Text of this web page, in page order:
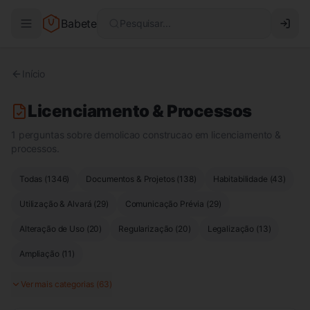
Babete Pesquisar...
Início
Licenciamento & Processos
1 perguntas sobre demolicao construcao em licenciamento &
processos.
Todas (1346) Documentos & Projetos (138) Habitabilidade (43)
Utilização & Alvará (29) Comunicação Prévia (29)
Alteração de Uso (20) Regularização (20) Legalização (13)
Ampliação (11 )
Ver mais categorias (63)